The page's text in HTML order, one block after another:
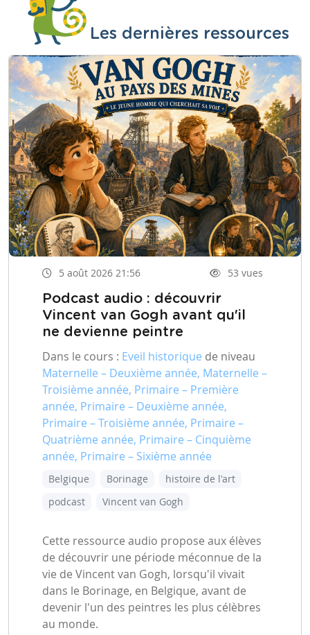
Les dernières ressources
5 août 2026 21:56 53 vues
Podcast audio : découvrir
Vincent van Gogh avant qu'il
ne devienne peintre
Dans le cours : Eveil historique de niveau
Maternelle – Deuxième année, Maternelle –
Troisième année, Primaire – Première
année, Primaire – Deuxième année,
Primaire – Troisième année, Primaire –
Quatrième année, Primaire – Cinquième
année, Primaire – Sixième année
Belgique Borinage
histoire de l'art
podcast
Vincent van Gogh
Cette ressource audio propose aux élèves
de découvrir une période méconnue de la
vie de Vincent van Gogh, lorsqu'il vivait
dans le Borinage, en Belgique, avant de
devenir l'un des peintres les plus célèbres
au monde.